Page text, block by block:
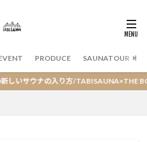
PRODUCE SAUNATOUR
いサウナの入り方/TABISAUNA×THE